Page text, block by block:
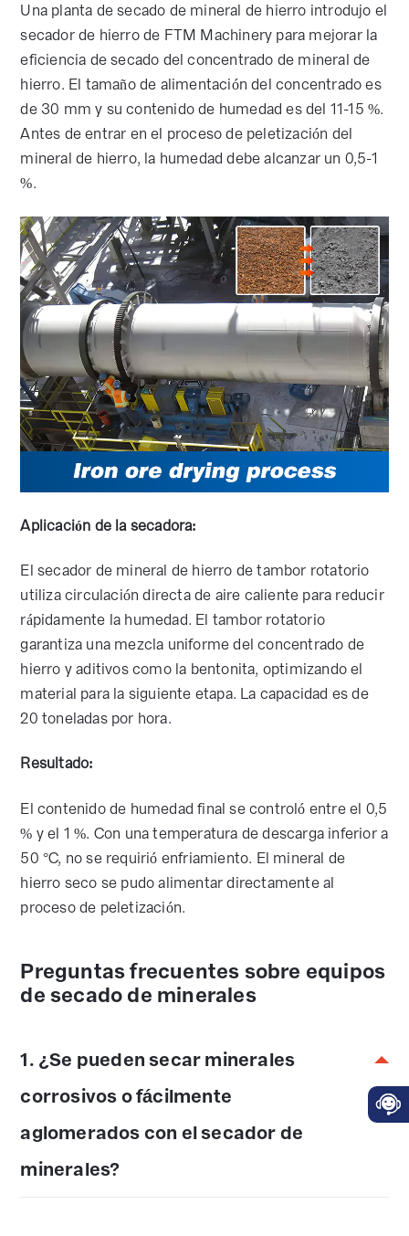
Una planta de secado de mineral de hierro introdujo el
secador de hierro de FTM Machinery para mejorar la
eficiencia de secado del concentrado de mineral de
hierro. El tamaño de alimentación del concentrado es
de 30 mm y su contenido de humedad es del 11-15 %.
Antes de entrar en el proceso de peletización del
mineral de hierro, la humedad debe alcanzar un 0,5-1
%.
Aplicación de la secadora:
El secador de mineral de hierro de tambor rotatorio
utiliza circulación directa de aire caliente para reducir
rápidamente la humedad. El tambor rotatorio
garantiza una mezcla uniforme del concentrado de
hierro y aditivos como la bentonita, optimizando el
material para la siguiente etapa. La capacidad es de
20 toneladas por hora.
Resultado:
El contenido de humedad final se controló entre el 0,5
% y el 1 %. Con una temperatura de descarga inferior a
50 °C, no se requirió enfriamiento. El mineral de
hierro seco se pudo alimentar directamente al
proceso de peletización.
Preguntas frecuentes sobre equipos
de secado de minerales
1. ¿Se pueden secar minerales
corrosivos o fácilmente
aglomerados con el secador de
minerales?